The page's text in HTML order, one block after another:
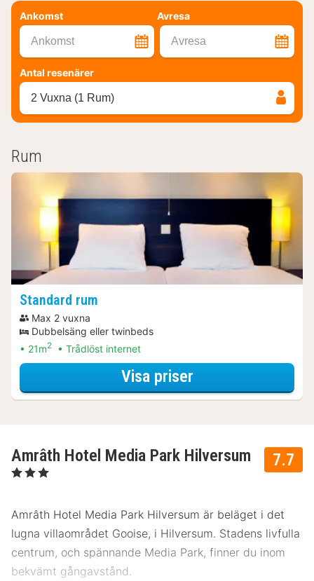
Ankomst Avresa
Ankomst Avresa
Antal resenärer
2 Vuxna (1 Rum)
Rum
Standard rum
Max 2 vuxna
Dubbelsäng eller twinbeds
21m2 Trådlöst internet
Visa priserför Middags-
7.7
Amrâth Hotel Media Park Hilversum
, 3 Stjärnor
Amrâth Hotel Media Park Hilversum är beläget i det
lugna villaområdet Gooise, i Hilversum. Stadens livfulla
centrum, och spännande Media Park, finner du inom
bekvämt gångavstånd.